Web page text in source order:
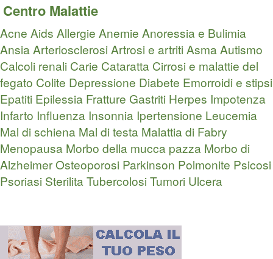
Centro Malattie
Acne Aids Allergie Anemie Anoressia e Bulimia
AnsiaArteriosclerosiArtrosi e artritiAsmaAutismo
Calcoli renali Carie Cataratta Cirrosi e malattie del
fegato Colite Depressione Diabete Emorroidi e stipsi
Epatiti Epilessia Fratture Gastriti Herpes Impotenza
Infarto Influenza Insonnia Ipertensione Leucemia
Mal di schiena Mal di testa Malattia di Fabry
Menopausa Morbo della mucca pazza Morbo di
AlzheimerOsteoporosi Parkinson Polmonite Psicosi
Psoriasi SterilitaTubercolosiTumori Ulcera